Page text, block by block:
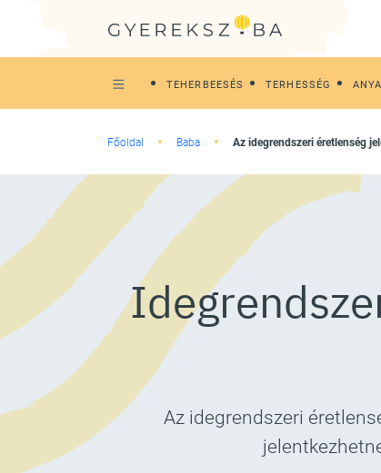
TEHERBEESÉS TERHESSÉG ANYA
Főoldal Baba Az idegrendszeri éretlenség
Az idegrendszeri